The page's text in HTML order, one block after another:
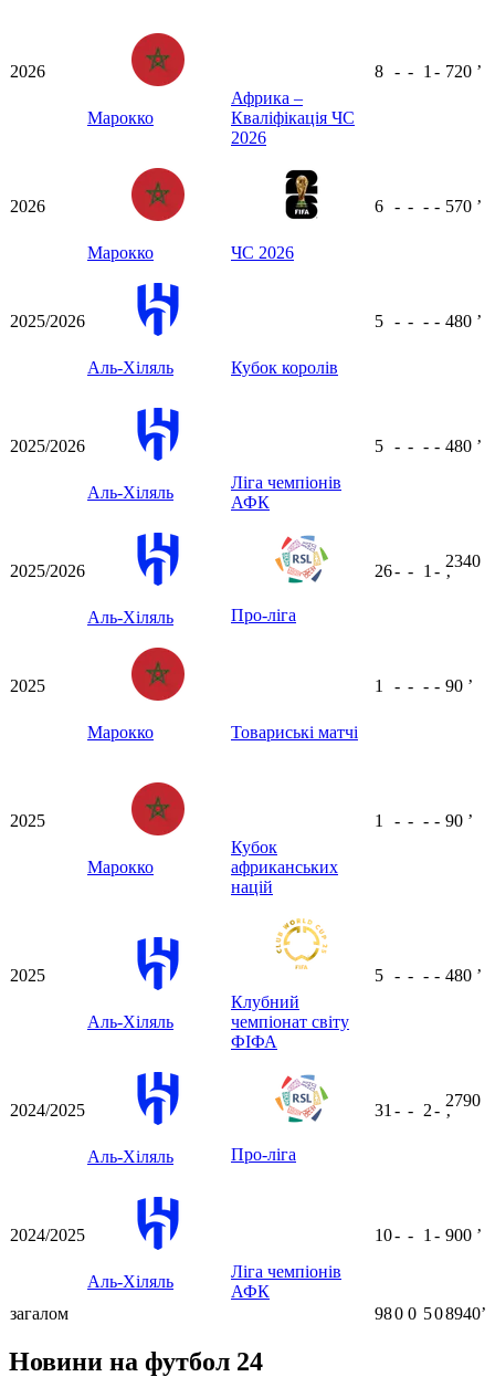
2026
Марокко
Африка –
Кваліфікація ЧС
2026
8 - - 1 - 720 ʼ
2026
Марокко ЧС 2026
6 - - - - 570 ʼ
2025/2026
Аль-Хіляль Кубок королів
5 - - - - 480 ʼ
2025/2026
Аль-Хіляль
Ліга чемпіонів
АФК
5 - - - - 480 ʼ
2025/2026
Аль-Хіляль Про-ліга
26- - 1 -
2340
ʼ
2025
Марокко Товариські матчі
1 - - - - 90 ʼ
2025
Марокко
Кубок
африканських
націй
1 - - - - 90 ʼ
2025
Аль-Хіляль
Клубний
чемпіонат світу
ФІФА
5 - - - - 480 ʼ
2024/2025
Аль-Хіляль Про-ліга
31 - - 2-
2790
ʼ
2024/2025
Аль-Хіляль
Ліга чемпіонів
АФК
10- - 1 - 900 ʼ
загалом 980 0 508940ʼ
Новини на футбол 24